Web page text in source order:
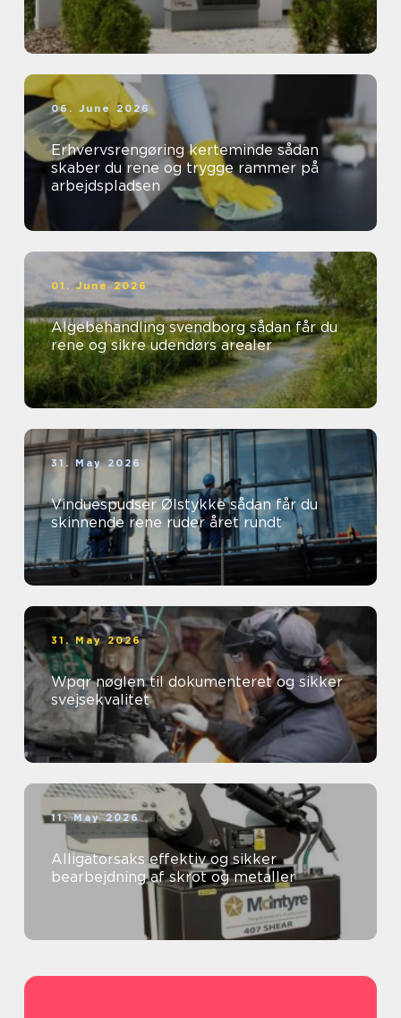
06. June 2026
Erhvervsrengøring kerteminde sådan
skaber du rene og trygge rammer på
arbejdspladsen
01. June 2026
Algebehandling svendborg sådan får du
rene og sikre udendørs arealer
31. May 2026
Vinduespudser Ølstykke sådan får du
skinnende rene ruder året rundt
31. May 2026
Wpqr nøglen til dokumenteret og sikker
svejsekvalitet
11. May 2026
Alligatorsaks effektiv og sikker
bearbejdning af skrot og metaller